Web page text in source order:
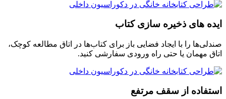
ایده های ذخیره سازی کتاب
صندلی‌ها را با ایجاد فضایی باز برای کتاب‌ها در اتاق مطالعه کوچک،
اتاق مهمان یا حتی راه ورودی سفارشی کنید.
استفاده از سقف مرتفع